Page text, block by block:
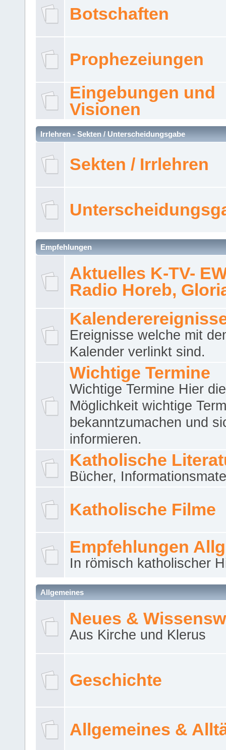
Botschaften
Prophezeiungen
Eingebungen und
Visionen
Irrlehren - Sekten / Unterscheidungsgabe
Sekten / Irrlehren
Empfehlungen
Aktuelles K-TV-
Radio Horeb,
Ereignisse welche mit
Kalender verlinkt sind.
Wichtige Termine
Wichtige Termine Hier die
Möglichkeit wichtige
bekanntzumachen und
informieren.
Katholische
Bücher,
Katholische Filme
Empfehlungen
In römisch katholischer
Allgemeines
Neues &
Aus Kirche und Klerus
Geschichte
Allgemeines &